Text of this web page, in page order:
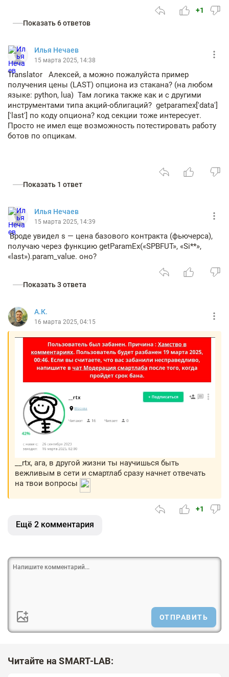
+1
Показать 6 ответов
Илья Нечаев
15 марта 2025, 14:38
Translator Алексей, а можно пожалуйста пример
получения цены (LAST) опциона из стакана? (на любом
языке: python, lua) Там логика также как и с другими
инструментами типа акций-облигаций? getparamex['data']
['last'] по коду опциона? код секции тоже интересует.
Просто не имел еще возможность потестировать работу
ботов по опцикам.
Показать 1 ответ
Илья Нечаев
15 марта 2025, 14:39
Вроде увидел s — цена базового контракта (фьючерса),
получаю через функцию getParamEx(«SPBFUT», «Si**»,
«last»).param_value. оно?
Показать 3 ответа
А.К.
16 марта 2025, 04:15
__rtx, ага, в другой жизни ты научишься быть
вежливым в сети и смартлаб сразу начнет отвечать
на твои вопросы
+1
Ещё 2 комментария
ОТПРАВИТЬ
Читайте на SMART-LAB: